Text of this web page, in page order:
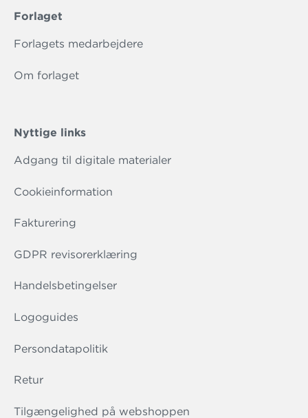
Forlaget
Forlagets medarbejdere
Om forlaget
Nyttige links
Adgang til digitale materialer
Cookieinformation
Fakturering
GDPR revisorerklæring
Handelsbetingelser
Logoguides
Persondatapolitik
Retur
Tilgængelighed på webshoppen